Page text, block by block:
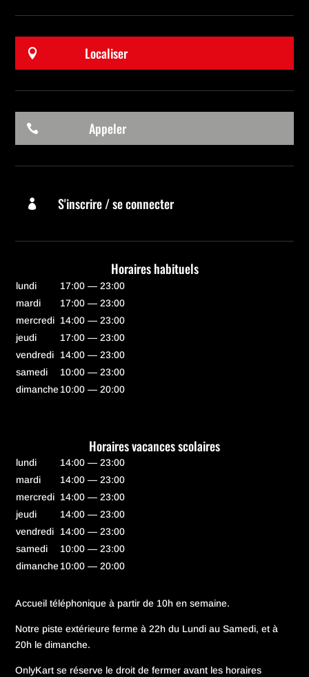
 Localiser
 Appeler
 S'inscrire / se connecter
Horaires habituels
lundi
17:00 — 23:00
mardi
17:00 — 23:00
mercredi 14:00 — 23:00
jeudi
17:00 — 23:00
vendredi
14:00 — 23:00
samedi
10:00 — 23:00
dimanche10:00 — 20:00
Horaires vacances scolaires
lundi
14:00 — 23:00
mardi
14:00 — 23:00
mercredi 14:00 — 23:00
jeudi
14:00 — 23:00
vendredi
14:00 — 23:00
samedi
10:00 — 23:00
dimanche10:00 — 20:00
Accueil téléphonique à partir de 10h en semaine.
Notre piste extérieure ferme à 22h du Lundi au Samedi, et à
20h le dimanche.
OnlyKart se réserve le droit de fermer avant les horaires